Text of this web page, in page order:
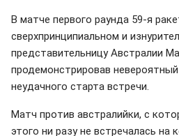
В матче первого раунда 59-я
сверхпринципиальном и
представительницу Австралии
продемонстрировав невероятный
неудачного старта встречи.
Матч против австралийки, с
этого ни разу не встречалась на